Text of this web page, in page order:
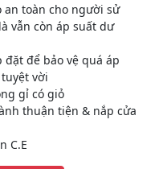
an toàn cho người sử
vẫn còn áp suất dư
để bảo vệ quá áp
vời
gỉ có giỏ
thuận tiện & nắp cửa
C.E